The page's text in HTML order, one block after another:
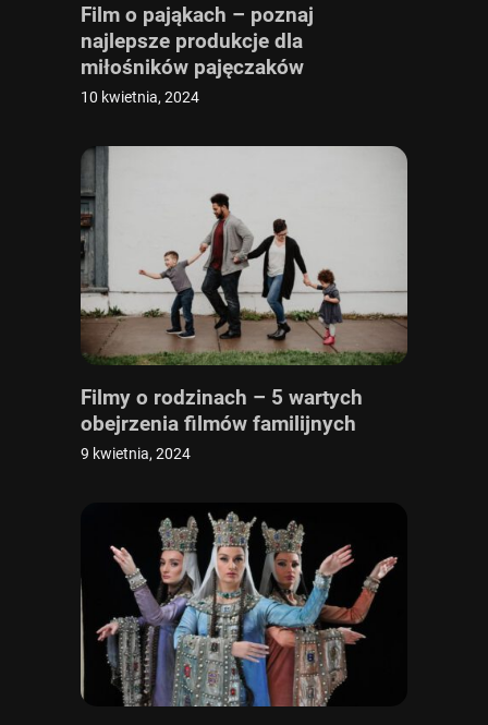
Film o pająkach – poznaj
najlepsze produkcje dla
miłośników pajęczaków
10 kwietnia, 2024
Filmy o rodzinach – 5 wartych
obejrzenia filmów familijnych
9 kwietnia, 2024